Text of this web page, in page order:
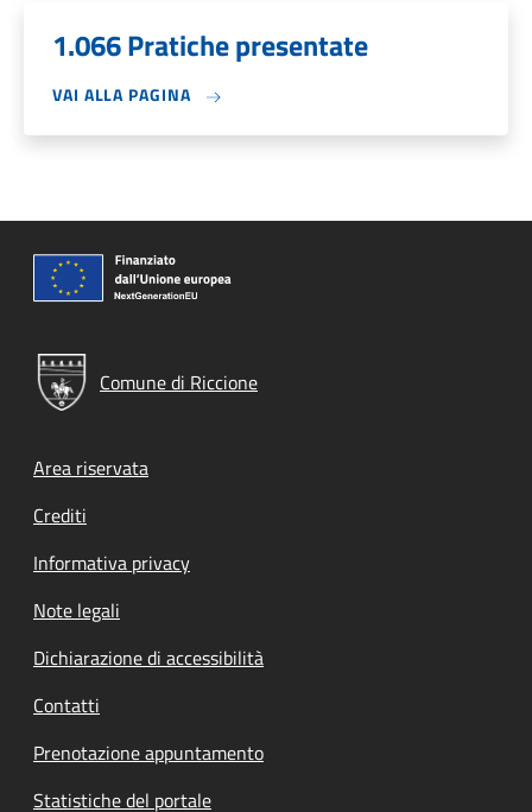
1.066 Pratiche presentate
VAI ALLA PAGINA
Comune di Riccione
Footer menu
Area riservata
Crediti
Informativa privacy
Note legali
Dichiarazione di accessibilità
Contatti
Prenotazione appuntamento
Statistiche del portale